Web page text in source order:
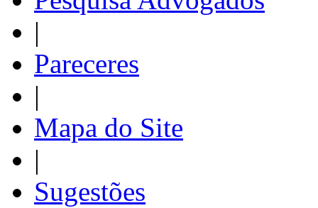
|
Pareceres
|
Mapa do Site
|
Sugestões